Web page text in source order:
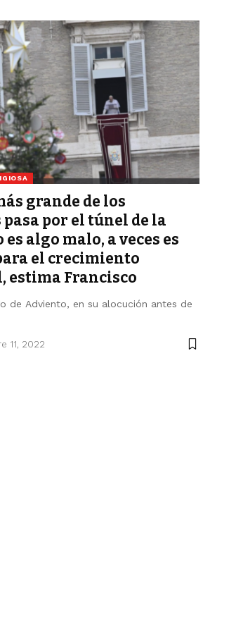
grande de los
por el túnel de la
es algo malo, a veces es
el crecimiento
estima Francisco
de Adviento, en su alocución antes de
11, 2022